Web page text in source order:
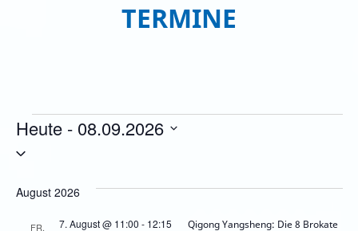
TERMINE
Heute - 08.09.2026
Datum
wählen.
August 2026
FR. 7. August @ 11:00 - 12:15 Qigong Yangsheng: Die 8 Brokate